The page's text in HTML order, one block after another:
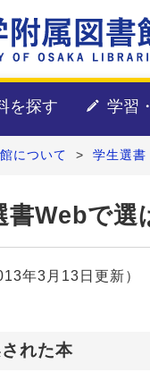
を探す 学習
について > 学生選書
書Webで選
年3月13日更新）
れた本